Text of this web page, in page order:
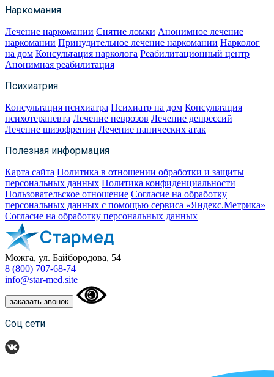
Наркомания
Лечение наркомании Снятие ломки Анонимное лечение
наркомании Принудительное лечение наркомании Нарколог
на дом Консультация нарколога Реабилитационный центр
Анонимная реабилитация
Психиатрия
Консультация психиатра Психиатр на дом Консультация
психотерапевта Лечение неврозов Лечение депрессий
Лечение шизофрении Лечение панических атак
Полезная информация
Карта сайта Политика в отношении обработки и защиты
персональных данных Политика конфиденциальности
Пользовательское отношение Согласие на обработку
персональных данных с помощью сервиса «Яндекс.Метрика»
Согласие на обработку персональных данных
Можга, ул. Байбородова, 54
8 (800) 707-68-74
info@star-med.site
заказать звонок
Соц сети